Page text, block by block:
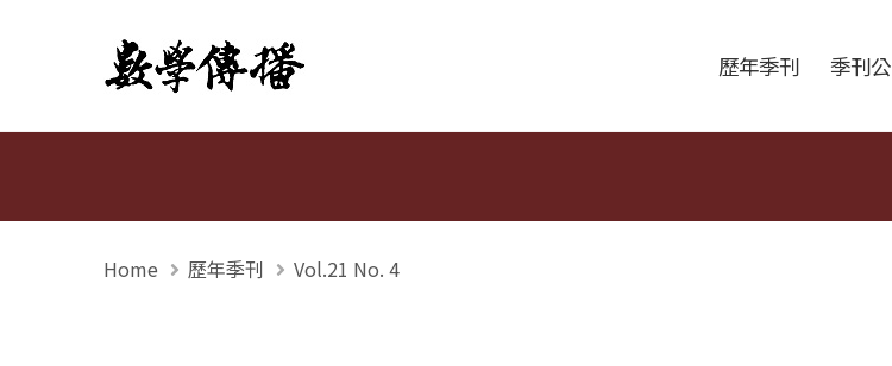
數學傳播 歷年季刊 季刊
Home 歷年季刊 Vol.21 No. 4